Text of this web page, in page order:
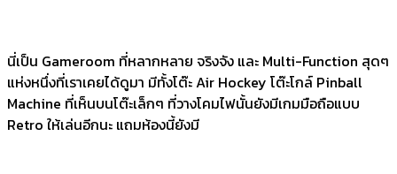
นี่เป็น Gameroom ที่หลากหลาย จริงจัง และ Multi-Function สุดๆ
แห่งหนึ่งที่เราเคยได้ดูมา มีทั้งโต๊ะ Air Hockey โต๊ะโกล์ Pinball
Machine ที่เห็นบนโต๊ะเล็กๆ ที่วางโคมไฟนั้นยังมีเกมมือถือแบบ
Retro ให้เล่นอีกนะ แถมห้องนี้ยังมี